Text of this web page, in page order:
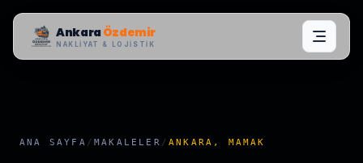
AnkaraÖzdemir
NAKLIYAT & LOJISTIK
ANA SAYFA /MAKALELER /ANKARA, MAMAK